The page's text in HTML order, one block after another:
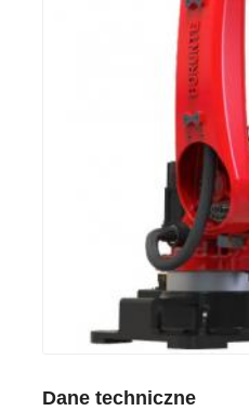
Dane techniczne